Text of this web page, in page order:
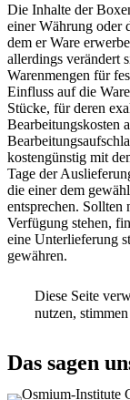
Die Inhalte der
einer Währung oder
dem er Ware
allerdings verändert
Warenmengen für
Einfluss auf die
Stücke, für deren
Bearbeitungskosten
kostengünstig mit
Tage der
die einer dem
entsprechen. Sollten
Verfügung stehen,
eine Unterlieferung
gewähren.
Diese Seite
nutzen,
Das sagen